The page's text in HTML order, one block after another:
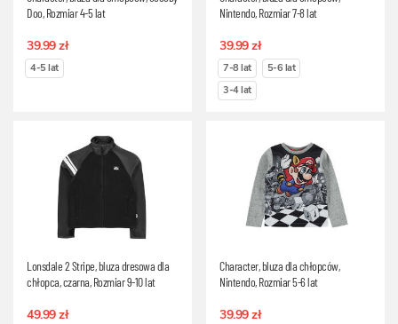
Doo, Rozmiar 4-5 lat
39.99 zł
4-5 lat
Nintendo, Rozmiar 7-8 lat
39.99 zł
7-8 lat
5-6 lat
3-4 lat
Lonsdale 2 Stripe, bluza dresowa dla
chłopca, czarna, Rozmiar 9-10 lat
49.99 zł
Character, bluza dla chłopców,
Nintendo, Rozmiar 5-6 lat
39.99 zł